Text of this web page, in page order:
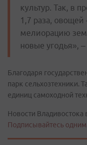
культур. Так, в
1,7 раза,
мелиорацию
новые угодья»,
Благодаря
парк сельхозтехники.
единиц самоходной
Новости Владивостока
Подписывайтесь